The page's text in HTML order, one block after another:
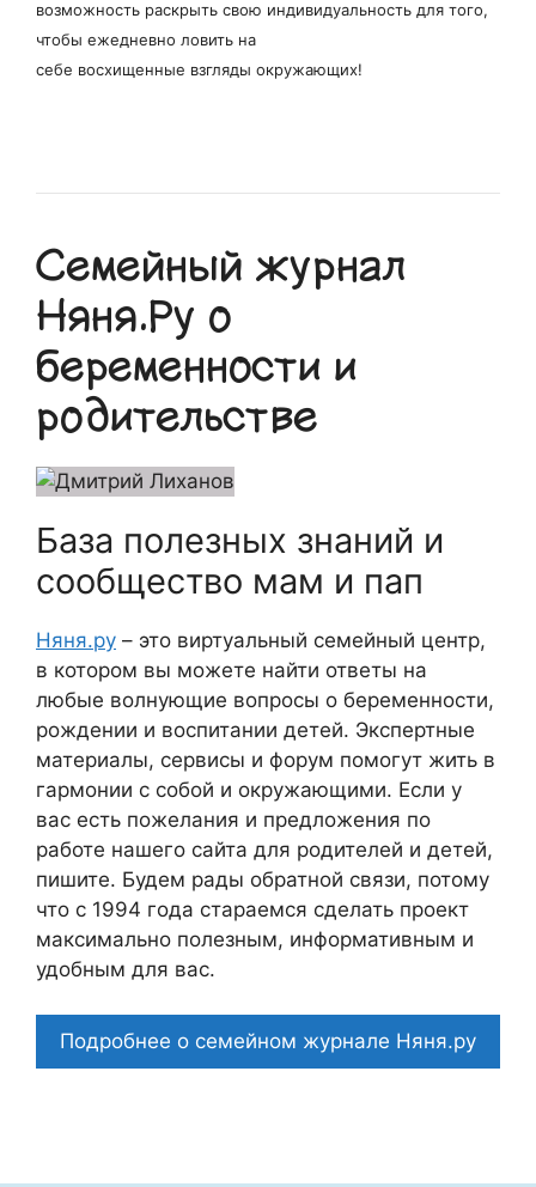
возможность раскрыть свою индивидуальность для того,
чтобы ежедневно ловить на
себе восхищенные взгляды окружающих!
Семейный журнал
Няня.Ру о
беременности и
родительстве
База полезных знаний и
сообщество мам и пап
Няня.ру – это виртуальный семейный центр,
в котором вы можете найти ответы на
любые волнующие вопросы о беременности,
рождении и воспитании детей. Экспертные
материалы, сервисы и форум помогут жить в
гармонии с собой и окружающими. Если у
вас есть пожелания и предложения по
работе нашего сайта для родителей и детей,
пишите. Будем рады обратной связи, потому
что c 1994 года стараемся сделать проект
максимально полезным, информативным и
удобным для вас.
Подробнее о семейном журнале Няня.ру